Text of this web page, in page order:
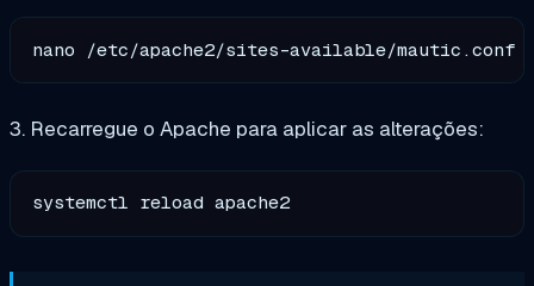
3. Recarregue o Apache para aplicar as alterações: